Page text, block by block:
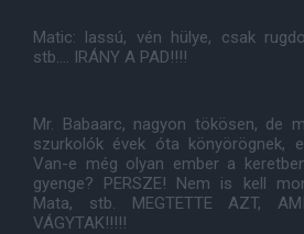
Matic: lassú, vén hülye, csak
stb.... IRÁNY A PAD!!!!
Mr. Babaarc, nagyon tökösen, de
szurkolók évek óta könyörögnek,
Van-e még olyan ember a
gyenge? PERSZE! Nem is kell
Mata, stb. MEGTETTE AZT,
VÁGYTAK!!!!!